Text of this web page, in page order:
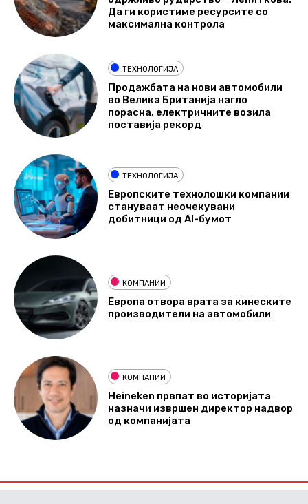
Да ги користиме ресурсите со
максимална контрола
ТЕХНОЛОГИЈА
Продажбата на нови автомобили
во Велика Британија нагло
порасна, електричните возила
поставија рекорд
ТЕХНОЛОГИЈА
Европските технолошки компании
стануваат неочекувани
добитници од AI-бумот
КОМПАНИИ
Европа отвора врата за кинеските
производители на автомобили
КОМПАНИИ
Heineken првпат во историјата
назначи извршен директор надвор
од компанијата